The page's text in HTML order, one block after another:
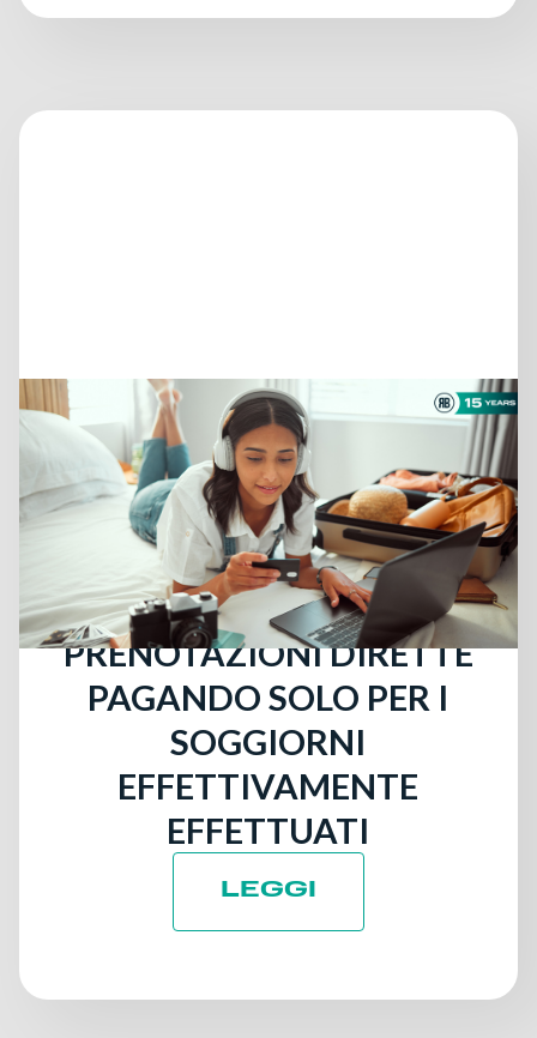
13 luglio 2026
CI SONO ANCORA
VIAGGIATORI ALLA
RICERCA DI UN HOTEL:
OTTIENI PIÙ
PRENOTAZIONI DIRETTE
PAGANDO SOLO PER I
SOGGIORNI
EFFETTIVAMENTE
EFFETTUATI
LEGGI